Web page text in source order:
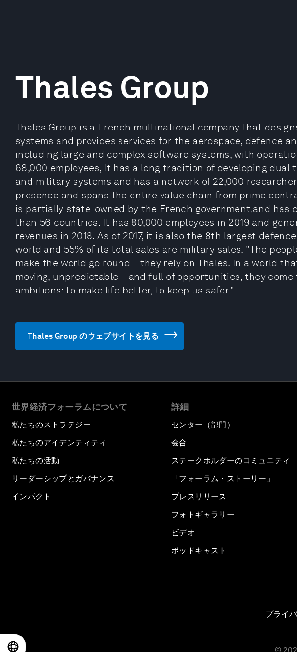
Thales Group
Thales Group is a French multinational company that
systems and provides services for the aerospace, defence
including large and complex software systems, with
68,000 employees, It has a long tradition of developing dual
and military systems and has a network of 22,000
presence and spans the entire value chain from prime
is partially state-owned by the French government,and has
than 56 countries. It has 80,000 employees in 2019 and
revenues in 2018. As of 2017, it is also the 8th largest
world and 55% of its total sales are military sales. "The
make the world go round – they rely on Thales. In a world
moving, unpredictable – and full of opportunities, they
ambitions: to make life better, to keep us safer."
Thales Group のウェブサイトを見る
世界経済フォーラムについて
私たちのストラテジー
私たちのアイデンティティ
私たちの活動
リーダーシップとガバナンス
インパクト
詳細
センター（部門）
会合
ステークホルダーのコミュニティ
「フォーラム・ストーリー」
プレスリリース
フォトギャラリー
ビデオ
ポッドキャスト
プライ
©